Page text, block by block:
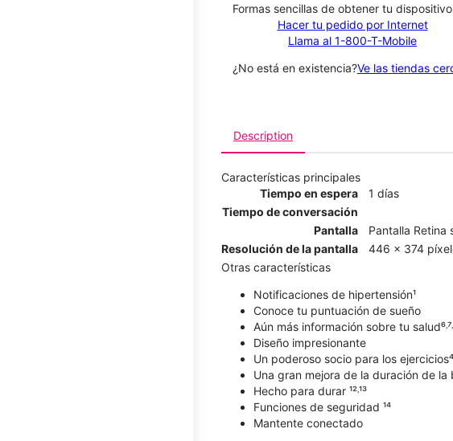
​​​​​​​Formas sencillas de obtener tu
Hacer tu pedido por Internet
Llama al 1-800-T-Mobile
¿No está en existencia?Ve las tiendas
Description
Características principales
Tiempo en espera
1 días
Tiempo de conversación
Pantalla
Pantalla Retina
Resolución de la pantalla
446 x 374
Otras características
Notificaciones de hipertensión¹
Conoce tu puntuación de sueño
Aún más información sobre tu
Diseño impresionante
Un poderoso socio para los
Una gran mejora de la duración de la
Hecho para durar ¹²˒¹³
Funciones de seguridad ¹⁴
Mantente conectado